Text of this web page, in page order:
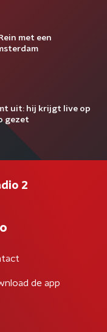
met een
uit: hij krijgt live op
gezet
2
de app